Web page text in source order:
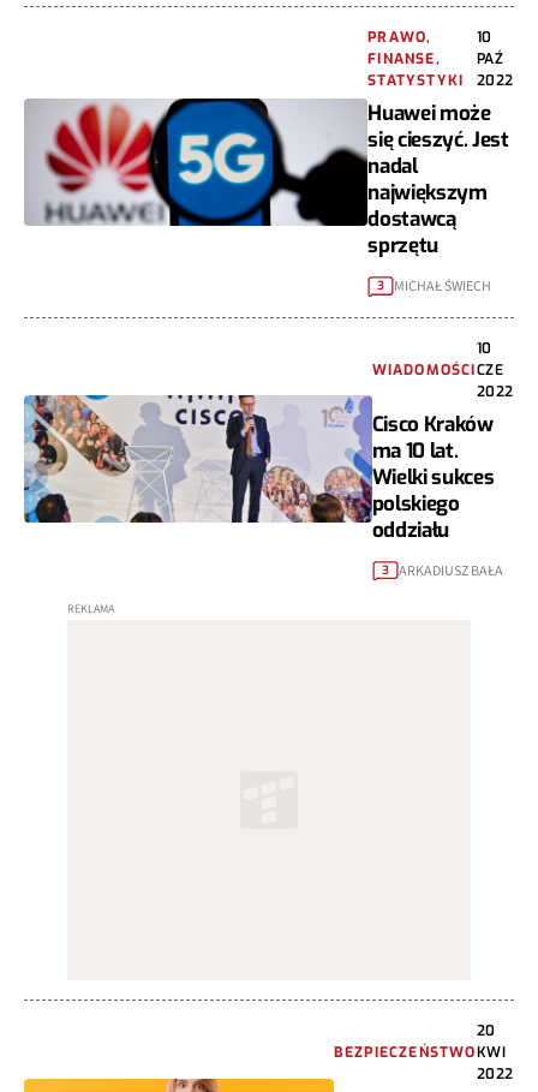
PRAWO,
FINANSE,
STATYSTYKI
10
PAŹ
2022
Huawei może
się cieszyć. Jest
nadal
największym
dostawcą
sprzętu
3 MICHAŁ ŚWIECH
WIADOMOŚCI
10
CZE
2022
Cisco Kraków
ma 10 lat.
Wielki sukces
polskiego
oddziału
3 ARKADIUSZ BAŁA
BEZPIECZEŃSTWO
20
KWI
2022